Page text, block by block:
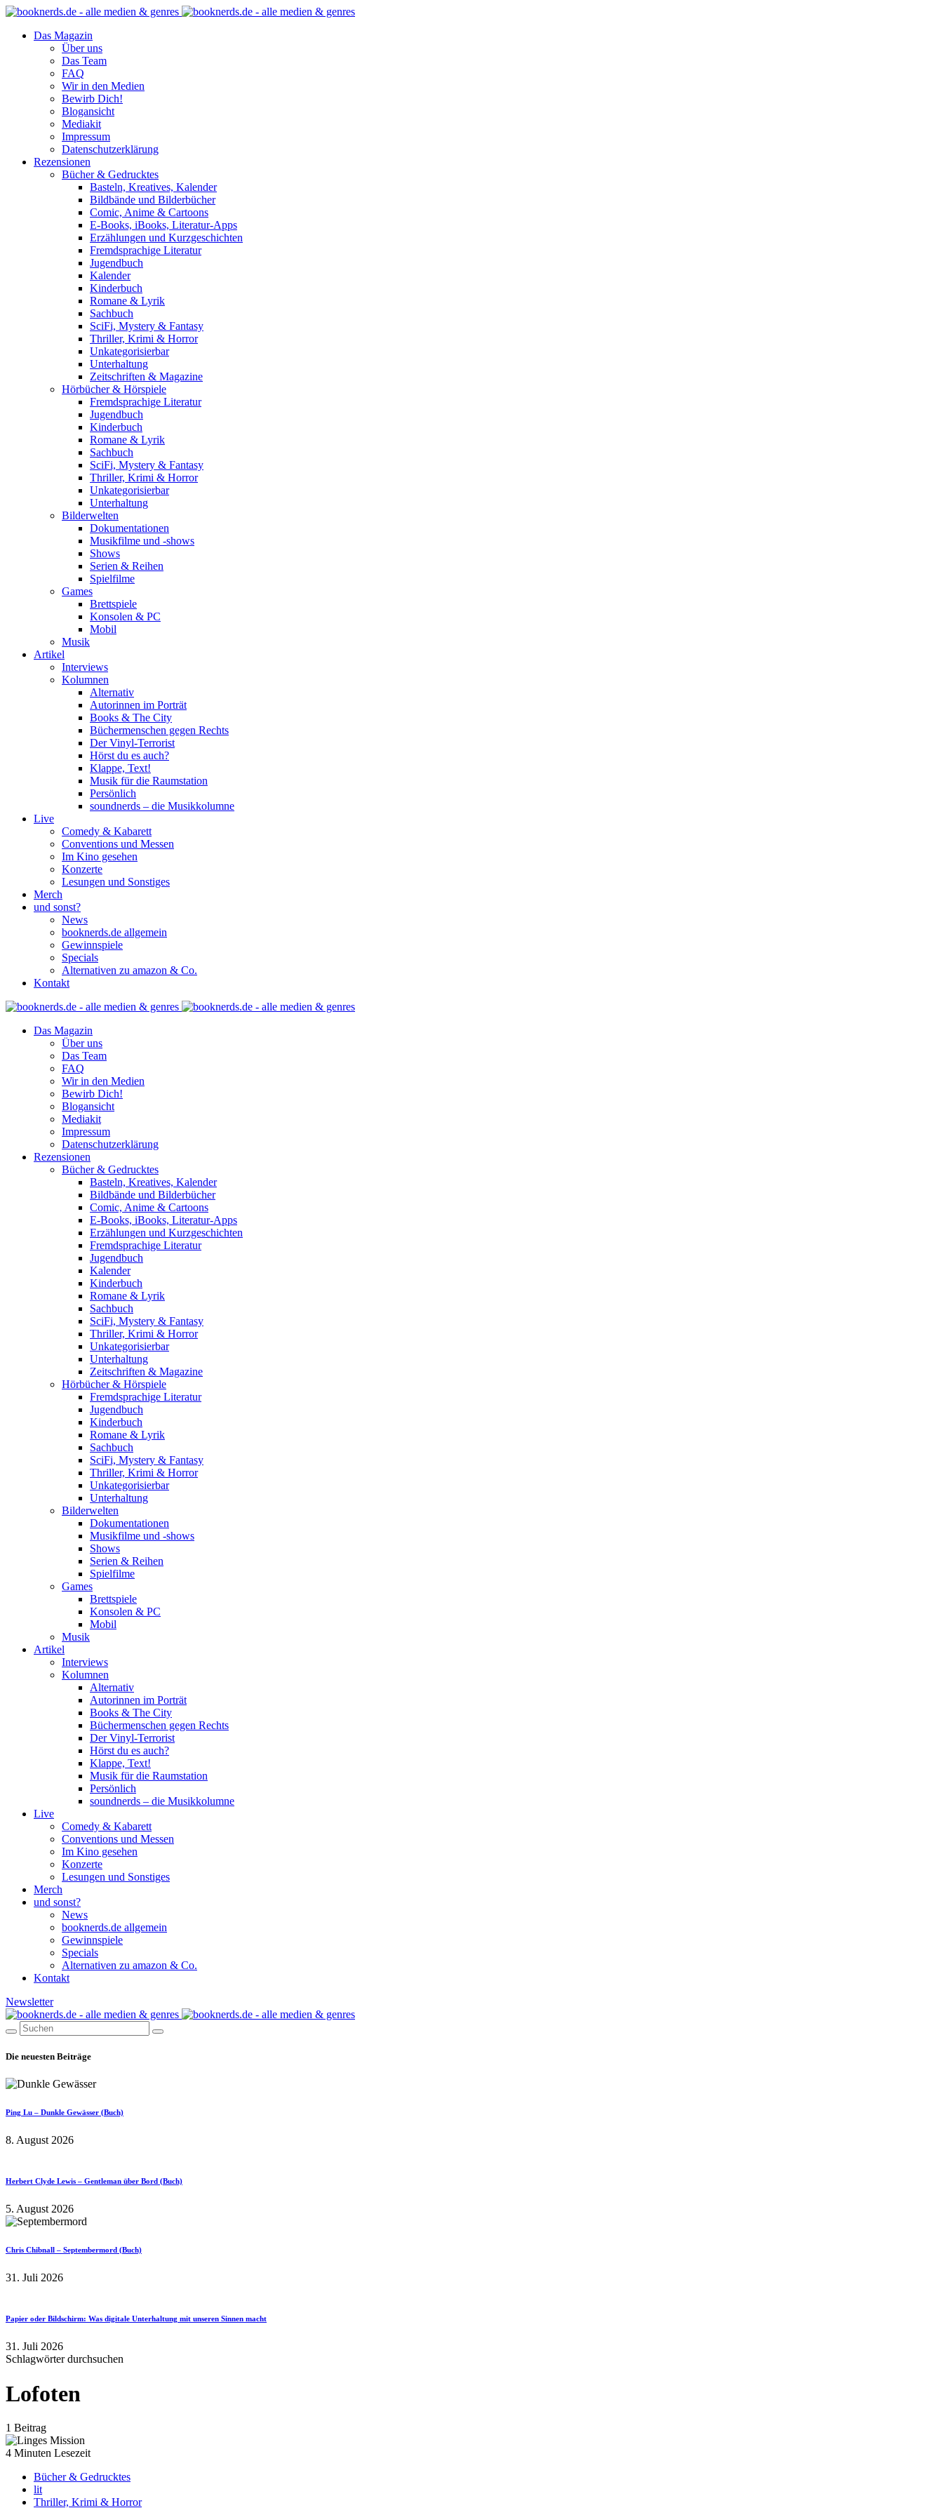
Das Magazin
Über uns
Das Team
FAQ
Wir in den Medien
Bewirb Dich!
Blogansicht
Mediakit
Impressum
Datenschutzerklärung
Rezensionen
Bücher & Gedrucktes
Basteln, Kreatives, Kalender
Bildbände und Bilderbücher
Comic, Anime & Cartoons
E-Books, iBooks, Literatur-Apps
Erzählungen und Kurzgeschichten
Fremdsprachige Literatur
Jugendbuch
Kalender
Kinderbuch
Romane & Lyrik
Sachbuch
SciFi, Mystery & Fantasy
Thriller, Krimi & Horror
Unkategorisierbar
Unterhaltung
Zeitschriften & Magazine
Hörbücher & Hörspiele
Fremdsprachige Literatur
Jugendbuch
Kinderbuch
Romane & Lyrik
Sachbuch
SciFi, Mystery & Fantasy
Thriller, Krimi & Horror
Unkategorisierbar
Unterhaltung
Bilderwelten
Dokumentationen
Musikfilme und -shows
Shows
Serien & Reihen
Spielfilme
Games
Brettspiele
Konsolen & PC
Mobil
Musik
Artikel
Interviews
Kolumnen
Alternativ
Autorinnen im Porträt
Books & The City
Büchermenschen gegen Rechts
Der Vinyl-Terrorist
Hörst du es auch?
Klappe, Text!
Musik für die Raumstation
Persönlich
soundnerds – die Musikkolumne
Live
Comedy & Kabarett
Conventions und Messen
Im Kino gesehen
Konzerte
Lesungen und Sonstiges
Merch
und sonst?
News
booknerds.de allgemein
Gewinnspiele
Specials
Alternativen zu amazon & Co.
Kontakt
Das Magazin
Über uns
Das Team
FAQ
Wir in den Medien
Bewirb Dich!
Blogansicht
Mediakit
Impressum
Datenschutzerklärung
Rezensionen
Bücher & Gedrucktes
Basteln, Kreatives, Kalender
Bildbände und Bilderbücher
Comic, Anime & Cartoons
E-Books, iBooks, Literatur-Apps
Erzählungen und Kurzgeschichten
Fremdsprachige Literatur
Jugendbuch
Kalender
Kinderbuch
Romane & Lyrik
Sachbuch
SciFi, Mystery & Fantasy
Thriller, Krimi & Horror
Unkategorisierbar
Unterhaltung
Zeitschriften & Magazine
Hörbücher & Hörspiele
Fremdsprachige Literatur
Jugendbuch
Kinderbuch
Romane & Lyrik
Sachbuch
SciFi, Mystery & Fantasy
Thriller, Krimi & Horror
Unkategorisierbar
Unterhaltung
Bilderwelten
Dokumentationen
Musikfilme und -shows
Shows
Serien & Reihen
Spielfilme
Games
Brettspiele
Konsolen & PC
Mobil
Musik
Artikel
Interviews
Kolumnen
Alternativ
Autorinnen im Porträt
Books & The City
Büchermenschen gegen Rechts
Der Vinyl-Terrorist
Hörst du es auch?
Klappe, Text!
Musik für die Raumstation
Persönlich
soundnerds – die Musikkolumne
Live
Comedy & Kabarett
Conventions und Messen
Im Kino gesehen
Konzerte
Lesungen und Sonstiges
Merch
und sonst?
News
booknerds.de allgemein
Gewinnspiele
Specials
Alternativen zu amazon & Co.
Kontakt
Newsletter
Die neuesten Beiträge
Ping Lu – Dunkle Gewässer (Buch)
8. August 2026
Herbert Clyde Lewis – Gentleman über Bord (Buch)
5. August 2026
Chris Chibnall – Septembermord (Buch)
31. Juli 2026
Papier oder Bildschirm: Was digitale Unterhaltung mit unseren Sinnen macht
31. Juli 2026
Schlagwörter durchsuchen
Lofoten
1 Beitrag
4 Minuten Lesezeit
Bücher & Gedrucktes
lit
Thriller, Krimi & Horror